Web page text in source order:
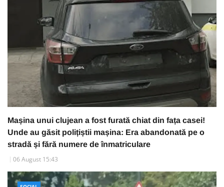
Mașina unui clujean a fost furată chiat din fața casei!
Unde au găsit polițiștii mașina: Era abandonată pe o
stradă și fără numere de înmatriculare
06 August 15:43